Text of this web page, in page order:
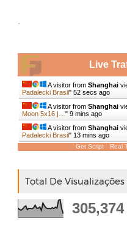
.
Live
A visitor from Shanghai
Padalecki Brasil" 53 secs ago
A visitor from Shanghai
Moon 5x16 |… " 9 mins ago
A visitor from Shanghai
Padalecki Brasil" 13 mins ago
Get Script Real
Total De
305,374